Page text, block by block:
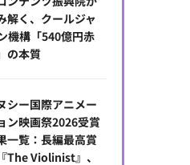
解く、クールジャ
機構「540億円赤
の本質
シー国際アニメー
ン映画祭2026受賞
一覧：長編最高賞
The Violinist』、